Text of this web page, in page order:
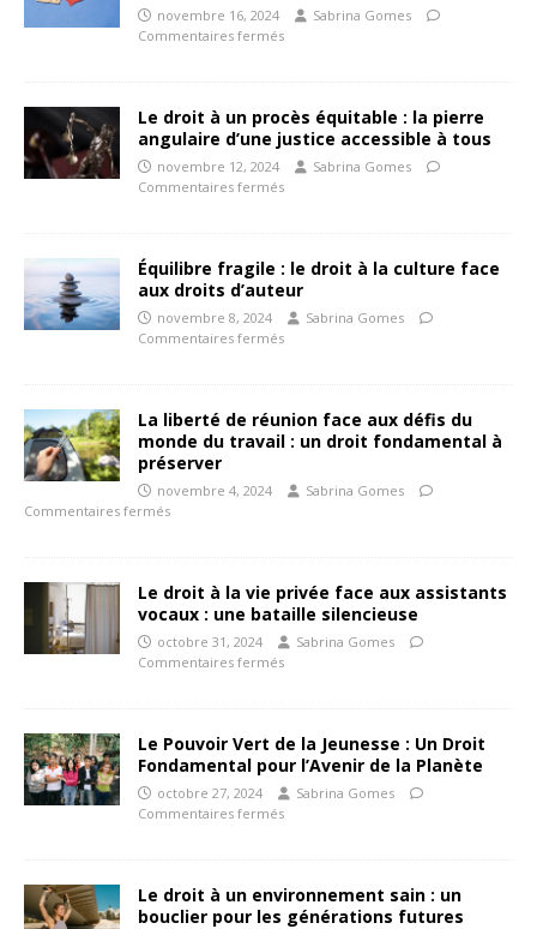
novembre 16, 2024
Sabrina Gomes
Commentaires fermés
Le droit à un procès équitable : la pierre
angulaire d’une justice accessible à tous
novembre 12, 2024
Sabrina Gomes
Commentaires fermés
Équilibre fragile : le droit à la culture face
aux droits d’auteur
novembre 8, 2024
Sabrina Gomes
Commentaires fermés
La liberté de réunion face aux défis du
monde du travail : un droit fondamental à
préserver
novembre 4, 2024
Sabrina Gomes
Commentaires fermés
Le droit à la vie privée face aux assistants
vocaux : une bataille silencieuse
octobre 31, 2024
Sabrina Gomes
Commentaires fermés
Le Pouvoir Vert de la Jeunesse : Un Droit
Fondamental pour l’Avenir de la Planète
octobre 27, 2024
Sabrina Gomes
Commentaires fermés
Le droit à un environnement sain : un
bouclier pour les générations futures